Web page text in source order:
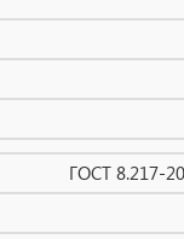
ГОСТ 8.217-